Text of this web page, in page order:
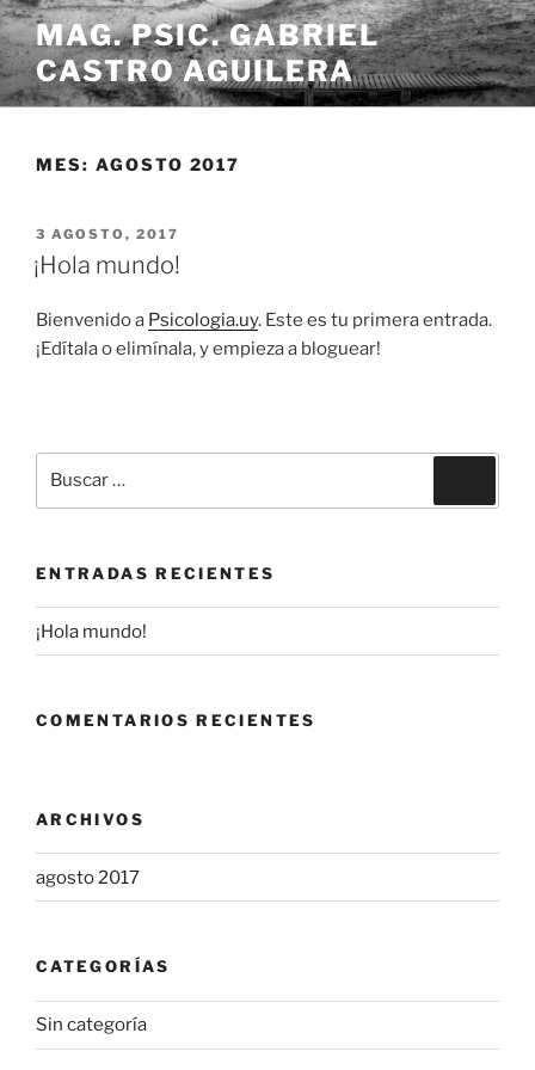
Saltar
al
contenido
MAG. PSIC. GABRIEL
CASTRO AGUILERA
MES: AGOSTO 2017
PUBLICADO
EL
3 AGOSTO, 2017
¡Hola mundo!
Bienvenido a Psicologia.uy. Este es tu primera entrada.
¡Edítala o elimínala, y empieza a bloguear!
por:
ENTRADAS RECIENTES
¡Hola mundo!
COMENTARIOS RECIENTES
ARCHIVOS
agosto 2017
CATEGORÍAS
Sin categoría